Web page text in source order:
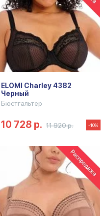
ELOMI Charley 4382
Черный
Бюстгальтер
10 728 р. 11 920 р. -10%